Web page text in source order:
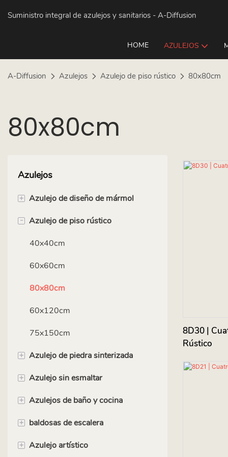
Suministro integral de azulejos y sanitarios - A-Diffusion
HOME AZULEJOS
A-Diffusion Azulejos Azulejo de piso rústico 80x80cm
80x80cm
Azulejos
+ Azulejo de diseño de mármol
60x60cm
80x80cm
60x120cm
75x150cm
90x180cm
100x100cm
120 cm x 120 cm
- Azulejo de piso rústico
40x40cm
60x60cm
80x80cm
60x120cm
75x150cm
+ Azulejo de piedra sinterizada
90x180cm
120x120cm
120x240cm
120x270cm
+ Azulejo sin esmaltar
40x40cm
50x50cm
60x60cm
+ Azulejos de baño y cocina
azulejos del metro
Azulejos de pared de 30x60 cm
+ baldosas de escalera
120 centímetros
+ Azulejo artístico
8D30 |
Rústico